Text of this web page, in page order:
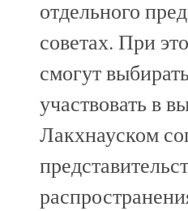
отдельного
советах. При
смогут
участвовать в
Лакхнауском